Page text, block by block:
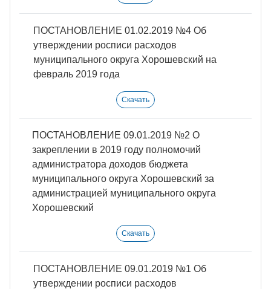
ПОСТАНОВЛЕНИЕ 01.02.2019 №4 Об
утверждении росписи расходов
муниципального округа Хорошевский на
февраль 2019 года
Скачать
ПОСТАНОВЛЕНИЕ 09.01.2019 №2 О
закреплении в 2019 году полномочий
администратора доходов бюджета
муниципального округа Хорошевский за
администрацией муниципального округа
Хорошевский
Скачать
ПОСТАНОВЛЕНИЕ 09.01.2019 №1 Об
утверждении росписи расходов